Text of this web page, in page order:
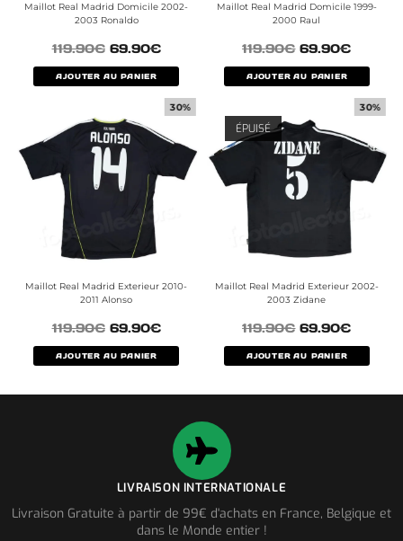
Maillot Real Madrid Domicile 2002-
2003 Ronaldo
119.90€ 69.90€
AJOUTER AU PANIER
Maillot Real Madrid Domicile 1999-
2000 Raul
119.90€ 69.90€
AJOUTER AU PANIER
30%
Maillot Real Madrid Exterieur 2010-
2011 Alonso
119.90€ 69.90€
AJOUTER AU PANIER
30%
ÉPUISÉ
Maillot Real Madrid Exterieur 2002-
2003 Zidane
119.90€ 69.90€
AJOUTER AU PANIER
LIVRAISON INTERNATIONALE
Livraison Gratuite à partir de 99€ d'achats en France, Belgique et
dans le Monde entier !